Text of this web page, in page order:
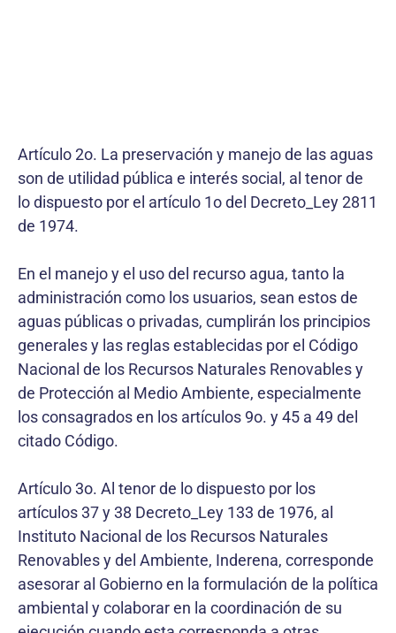
Artículo 2o. La preservación y manejo de las aguas
son de utilidad pública e interés social, al tenor de
lo dispuesto por el artículo 1o del Decreto_Ley 2811
de 1974.
En el manejo y el uso del recurso agua, tanto la
administración como los usuarios, sean estos de
aguas públicas o privadas, cumplirán los principios
generales y las reglas establecidas por el Código
Nacional de los Recursos Naturales Renovables y
de Protección al Medio Ambiente, especialmente
los consagrados en los artículos 9o. y 45 a 49 del
citado Código.
Artículo 3o. Al tenor de lo dispuesto por los
artículos 37 y 38 Decreto_Ley 133 de 1976, al
Instituto Nacional de los Recursos Naturales
Renovables y del Ambiente, Inderena, corresponde
asesorar al Gobierno en la formulación de la política
ambiental y colaborar en la coordinación de su